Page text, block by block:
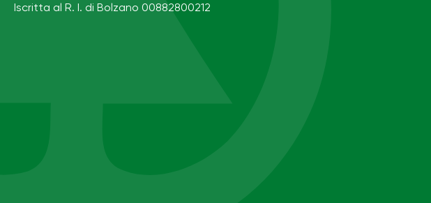
Iscritta al R. I. di Bolzano 00882800212